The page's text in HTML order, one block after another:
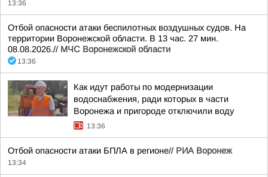
13:36
Отбой опасности атаки беспилотных воздушных судов. На
территории Воронежской области. В 13 час. 27 мин.
08.08.2026.// МЧС Воронежской области
13:36
Как идут работы по модернизации
водоснабжения, ради которых в части
Воронежа и пригороде отключили воду
13:36
Отбой опасности атаки БПЛА в регионе// РИА Воронеж
13:34